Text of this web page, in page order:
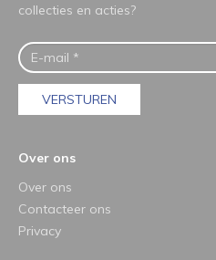
collecties en acties?
VERSTUREN
Over ons
Over ons
Contacteer ons
Privacy